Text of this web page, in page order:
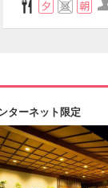
ターネット限定